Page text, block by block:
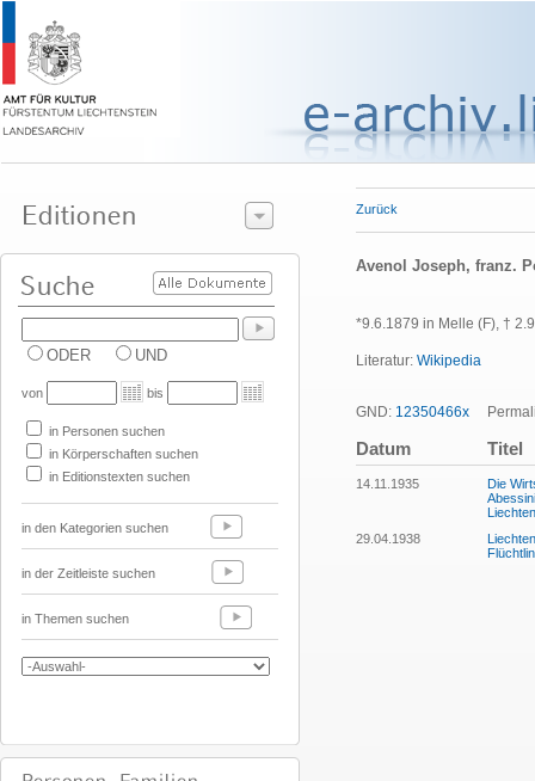
ODER UND
von bis
in Personen suchen
in Körperschaften suchen
in Editionstexten suchen
in den Kategorien suchen
in der Zeitleiste suchen
in Themen suchen
Zurück
Avenol Joseph, franz.
*9.6.1879 in Melle (F), †
Literatur: Wikipedia
GND: 12350466x
Datum Titel
14.11.1935
Die
29.04.1938